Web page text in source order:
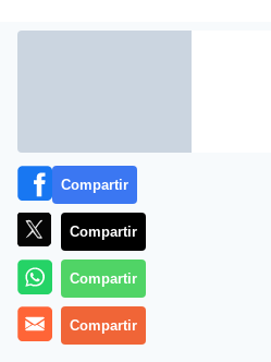
Maristas siglo XXI
Compartir
Compartir
Compartir
Compartir